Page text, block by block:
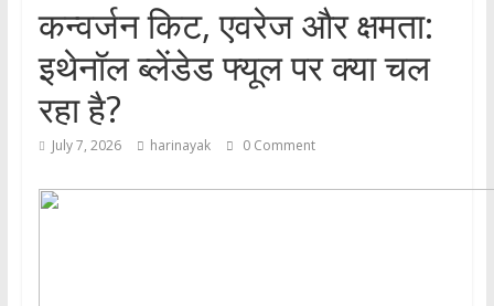
कन्वर्जन किट, एवरेज और क्षमता:
इथेनॉल ब्लेंडेड फ्यूल पर क्या चल
रहा है?
July 7, 2026 harinayak 0 Comment